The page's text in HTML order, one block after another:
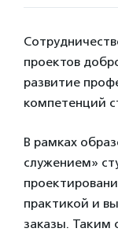
проектов
развитие
компетенций
В рамках
служением»
практикой и
заказы. Таким